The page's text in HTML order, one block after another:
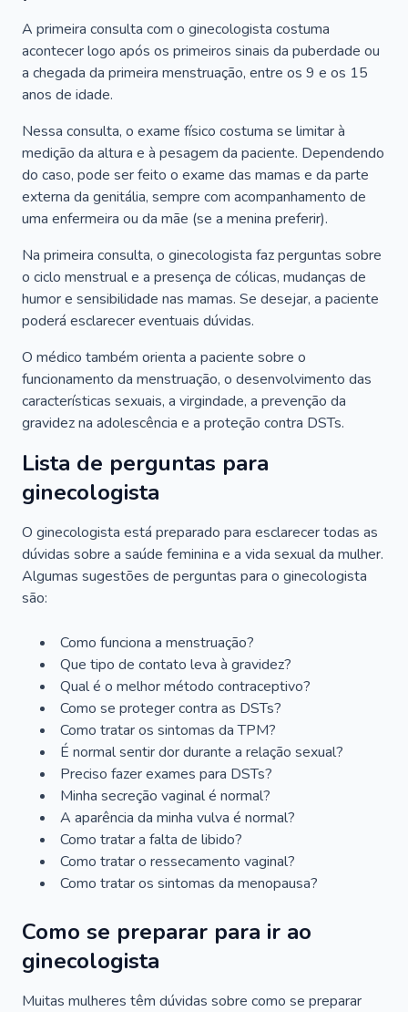
A primeira consulta com o ginecologista costuma
acontecer logo após os primeiros sinais da puberdade ou
a chegada da primeira menstruação, entre os 9 e os 15
anos de idade.
Nessa consulta, o exame físico costuma se limitar à
medição da altura e à pesagem da paciente. Dependendo
do caso, pode ser feito o exame das mamas e da parte
externa da genitália, sempre com acompanhamento de
uma enfermeira ou da mãe (se a menina preferir).
Na primeira consulta, o ginecologista faz perguntas sobre
o ciclo menstrual e a presença de cólicas, mudanças de
humor e sensibilidade nas mamas. Se desejar, a paciente
poderá esclarecer eventuais dúvidas.
O médico também orienta a paciente sobre o
funcionamento da menstruação, o desenvolvimento das
características sexuais, a virgindade, a prevenção da
gravidez na adolescência e a proteção contra DSTs.
Lista de perguntas para
ginecologista
O ginecologista está preparado para esclarecer todas as
dúvidas sobre a saúde feminina e a vida sexual da mulher.
Algumas sugestões de perguntas para o ginecologista
são:
Como funciona a menstruação?
Que tipo de contato leva à gravidez?
Qual é o melhor método contraceptivo?
Como se proteger contra as DSTs?
Como tratar os sintomas da TPM?
É normal sentir dor durante a relação sexual?
Preciso fazer exames para DSTs?
Minha secreção vaginal é normal?
A aparência da minha vulva é normal?
Como tratar a falta de libido?
Como tratar o ressecamento vaginal?
Como tratar os sintomas da menopausa?
Como se preparar para ir ao
ginecologista
Muitas mulheres têm dúvidas sobre como se preparar